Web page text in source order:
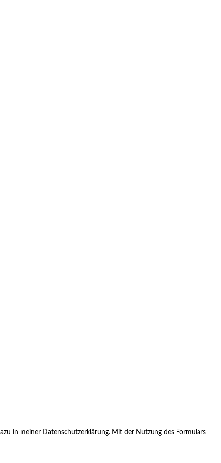
in meiner Datenschutzerklärung. Mit der Nutzung des Formulars